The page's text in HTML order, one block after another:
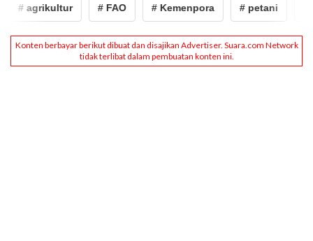
# agrikultur # FAO # Kemenpora # petani